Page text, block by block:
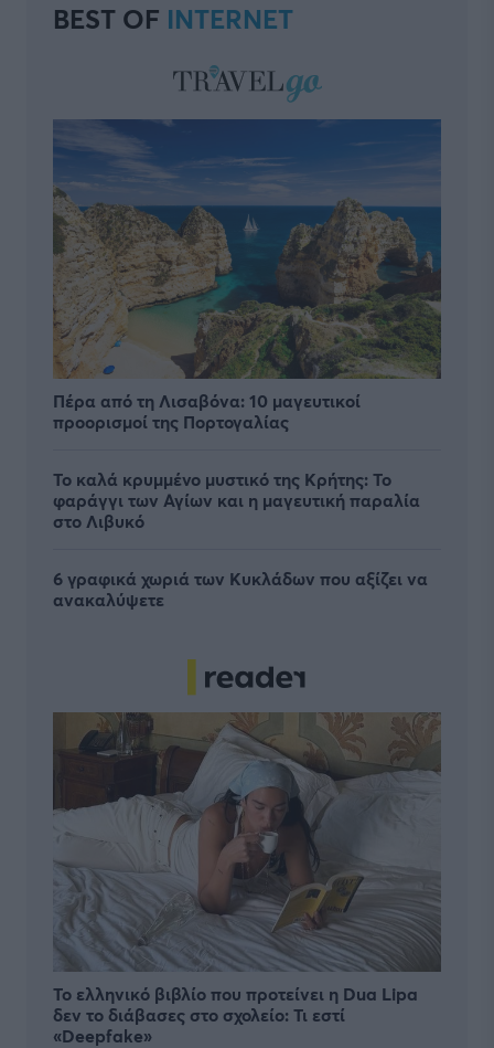
BEST OF INTERNET
Πέρα από τη Λισαβόνα: 10 μαγευτικοί
προορισμοί της Πορτογαλίας
Το καλά κρυμμένο μυστικό της Κρήτης: Το
φαράγγι των Αγίων και η μαγευτική παραλία
στο Λιβυκό
6 γραφικά χωριά των Κυκλάδων που αξίζει να
ανακαλύψετε
Το ελληνικό βιβλίο που προτείνει η Dua Lipa
δεν το διάβασες στο σχολείο: Τι εστί
«Deepfake»